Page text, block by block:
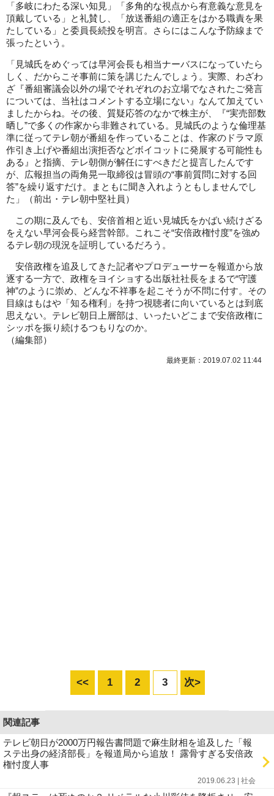
「多岐にわたる深い知見」「多角的な視点から有意義な意見を
頂戴している」と礼賛し、「放送番組の適正をはかる職責を果
たしている」と委員長続投を明言。さらにはこんな予防線まで
張ったという。
「見城氏をめぐっては早河会長も相当ナーバスになっていたら
しく、だからこそ事前に策を講じたんでしょう。実際、わざわ
ざ『番組審議会以外の場でそれぞれのお立場でなされたご発言
については、当社はコメントする立場にない』なんて加えてい
ましたからね。その後、質疑応答のなかで株主が、『“実売部数
晒し”で多くの作家から非難されている。見城氏のような倫理基
準に従ってテレ朝が番組を作っていることは、作家のドラマ原
作引き上げや番組出演拒否などボイコットに発展する可能性も
ある』と指摘、テレ朝側が解任にすべきだと提言したんです
が、広報担当の両角晃一取締役は冒頭の“事前質問に対する回
答”を繰り返すだけ。まともに聞き入れようともしませんでし
た」（前出・テレ朝中堅社員）
この期に及んでも、安倍首相と近い見城氏をかばい続けざる
をえない早河会長ら経営幹部。これこそ“安倍政権忖度”を強め
るテレ朝の現況を証明しているだろう。
安倍政権を追及してきた記者やプロデューサーを報道から放
逐する一方で、政権をヨイショする出版社社長をまるで“守護
神”のように崇め、どんな不祥事を起こそうが不問に付す。その
目線はもはや「知る権利」を持つ視聴者に向いているとは到底
思えない。テレビ朝日上層部は、いったいどこまで安倍政権に
シッポを振り続けるつもりなのか。
（編集部）
最終更新：2019.07.02 11:44
<< 1 2 3 次>
関連記事
テレビ朝日が2000万円報告書問題で麻生財相を追及した「報
ステ出身の経済部長」を報道局から追放！ 露骨すぎる安倍政
権忖度人事
2019.06.23 | 社会